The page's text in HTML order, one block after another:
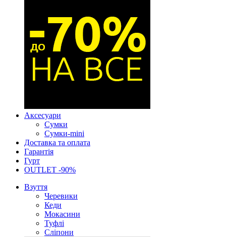
Аксесуари
Сумки
Сумки-mini
Доставка та оплата
Гарантія
Гурт
OUTLET -90%
Взуття
Черевики
Кеди
Мокасини
Туфлі
Сліпони